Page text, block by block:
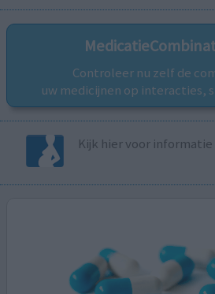
Controleer nu zelf de
uw medicijnen op interacties,
Kijk hier voor